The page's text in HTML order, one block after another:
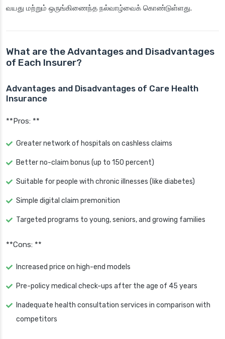
வயது மற்றும் ஒருங்கிணைந்த நல்வாழ்வைக் கொண்டுள்ளது.
What are the Advantages and Disadvantages
of Each Insurer?
Advantages and Disadvantages of Care Health
Insurance
**Pros: **
Greater network of hospitals on cashless claims
Better no-claim bonus (up to 150 percent)
Suitable for people with chronic illnesses (like diabetes)
Simple digital claim premonition
Targeted programs to young, seniors, and growing families
**Cons: **
Increased price on high-end models
Pre-policy medical check-ups after the age of 45 years
Inadequate health consultation services in comparison with
competitors